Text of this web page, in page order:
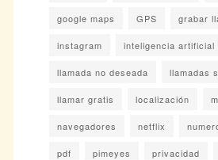
google maps GPS grabar
instagram inteligencia artificial
llamada no deseada llamadas
llamar gratis localización
navegadores netflix
pdf pimeyes privacidad